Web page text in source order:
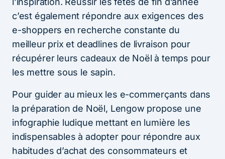
c’est également répondre aux exigences des
e-shoppers en recherche constante du
meilleur prix et deadlines de livraison pour
récupérer leurs cadeaux de Noël à temps pour
les mettre sous le sapin.
Pour guider au mieux les e-commerçants dans
la préparation de Noël, Lengow propose une
infographie ludique mettant en lumière les
indispensables à adopter pour répondre aux
habitudes d’achat des consommateurs et